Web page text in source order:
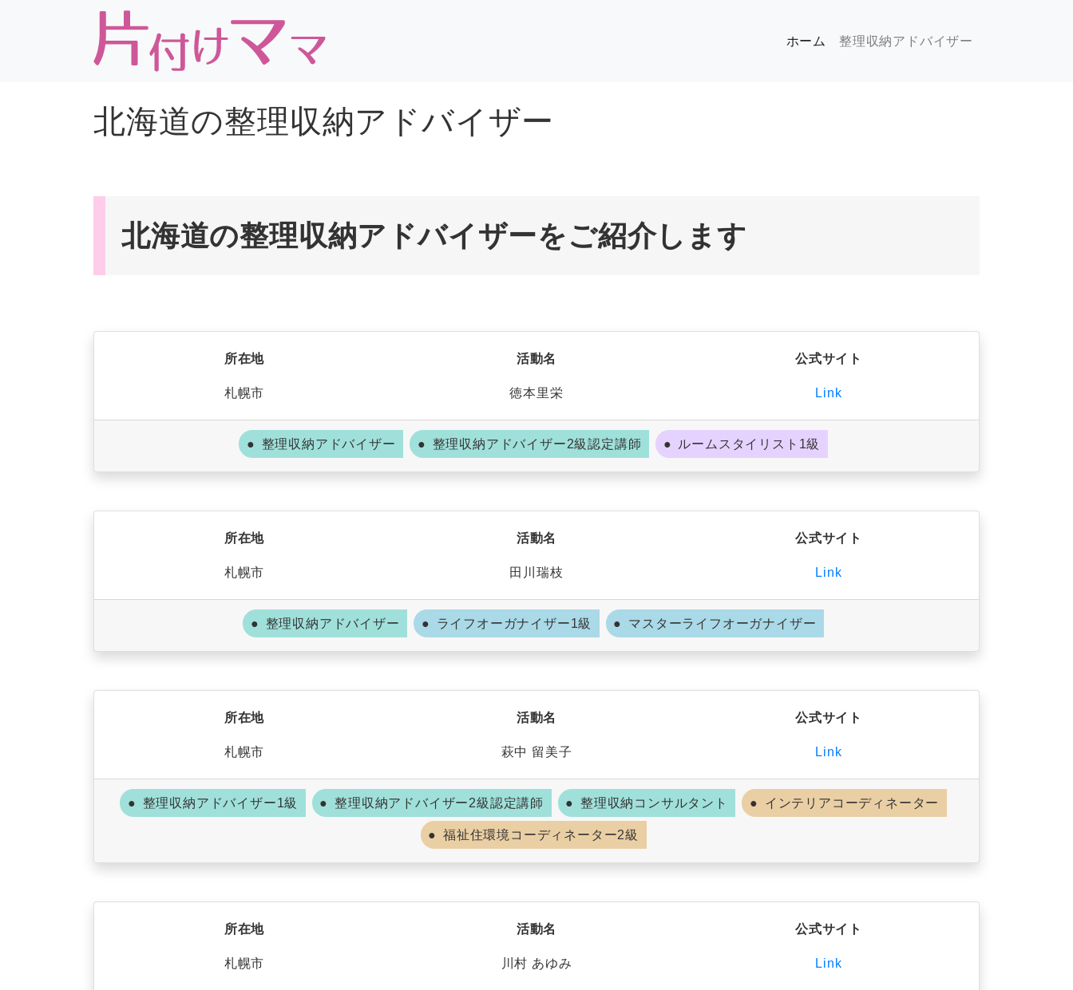
ホーム (現位置)
整理収納アドバイザー
北海道の整理収納アドバイザー
北海道の整理収納アドバイザーをご紹介します
所在地
札幌市
活動名
徳本里栄
公式サイト
Link
整理収納アドバイザー 整理収納アドバイザー2級認定講師 ルームスタイリスト1級
所在地
札幌市
活動名
田川瑞枝
公式サイト
Link
整理収納アドバイザー ライフオーガナイザー1級 マスターライフオーガナイザー
所在地
札幌市
活動名
萩中 留美子
公式サイト
Link
整理収納アドバイザー1級 整理収納アドバイザー2級認定講師 整理収納コンサルタント インテリアコーディネーター
福祉住環境コーディネーター2級
所在地
札幌市
活動名
川村 あゆみ
公式サイト
Link